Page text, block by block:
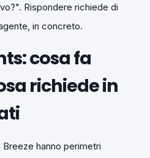
Rispondere richiede di
in concreto.
cosa fa
richiede in
hanno perimetri